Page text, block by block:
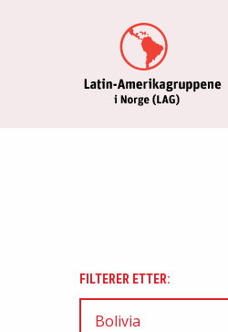
FILTERER ETTER:
Bolivia